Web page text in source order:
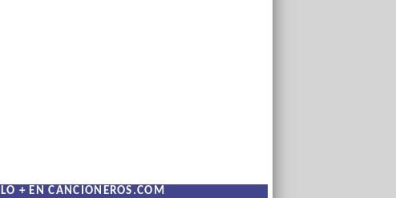
LO + EN CANCIONEROS.COM